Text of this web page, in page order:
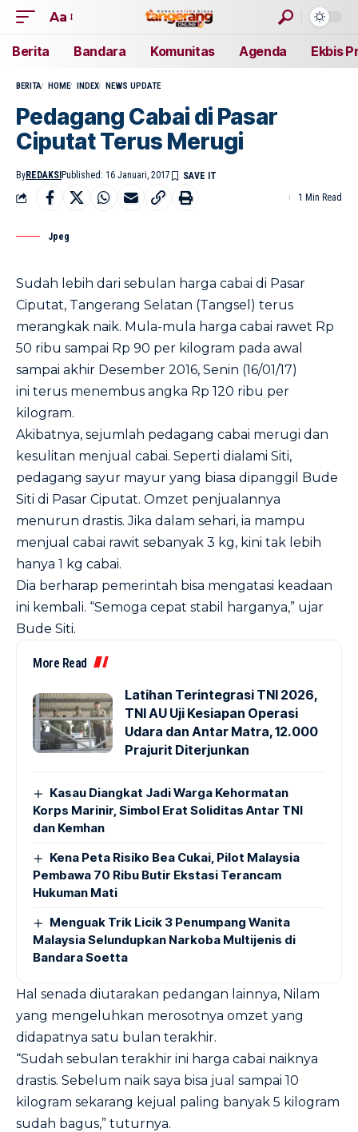
Aa
Berita Bandara Komunitas Agenda Ekbis
BERITA HOME INDEX NEWS UPDATE
Pedagang Cabai di Pasar
Ciputat Terus Merugi
ByREDAKSI Published: 16 Januari, 2017
1 Min Read
Jpeg
Sudah lebih dari sebulan harga cabai di Pasar
Ciputat, Tangerang Selatan (Tangsel) terus
merangkak naik. Mula-mula harga cabai rawet Rp
50 ribu sampai Rp 90 per kilogram pada awal
sampai akhir Desember 2016, Senin (16/01/17)
ini terus menembus angka Rp 120 ribu per
kilogram.
Akibatnya, sejumlah pedagang cabai merugi dan
kesulitan menjual cabai. Seperti dialami Siti,
pedagang sayur mayur yang biasa dipanggil Bude
Siti di Pasar Ciputat. Omzet penjualannya
menurun drastis. Jika dalam sehari, ia mampu
menjual cabai rawit sebanyak 3 kg, kini tak lebih
hanya 1 kg cabai.
Dia berharap pemerintah bisa mengatasi keadaan
ini kembali. “Semoga cepat stabil harganya,” ujar
Bude Siti.
More Read
Latihan Terintegrasi TNI 2026,
TNI AU Uji Kesiapan Operasi
Udara dan Antar Matra, 12.000
Prajurit Diterjunkan
Kasau Diangkat Jadi Warga Kehormatan
Korps Marinir, Simbol Erat Soliditas Antar TNI
dan Kemhan
Kena Peta Risiko Bea Cukai, Pilot Malaysia
Pembawa 70 Ribu Butir Ekstasi Terancam
Hukuman Mati
Menguak Trik Licik 3 Penumpang Wanita
Malaysia Selundupkan Narkoba Multijenis di
Bandara Soetta
Hal senada diutarakan pedangan lainnya, Nilam
yang mengeluhkan merosotnya omzet yang
didapatnya satu bulan terakhir.
“Sudah sebulan terakhir ini harga cabai naiknya
drastis. Sebelum naik saya bisa jual sampai 10
kilogram sekarang kejual paling banyak 5 kilogram
sudah bagus,” tuturnya.